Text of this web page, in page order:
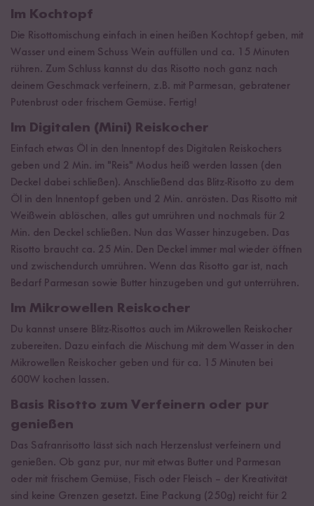
Im Kochtopf
Die Risottomischung einfach in einen heißen Kochtopf geben, mit
Wasser und einem Schuss Wein auffüllen und ca. 15 Minuten
rühren. Zum Schluss kannst du das Risotto noch ganz nach
deinem Geschmack verfeinern, z.B. mit Parmesan, gebratener
Putenbrust oder frischem Gemüse. Fertig!
Im Digitalen (Mini) Reiskocher
Einfach etwas Öl in den Innentopf des Digitalen Reiskochers
geben und 2 Min. im "Reis" Modus heiß werden lassen (den
Deckel dabei schließen). Anschließend das Blitz-Risotto zu dem
Öl in den Innentopf geben und 2 Min. anrösten. Das Risotto mit
Weißwein ablöschen, alles gut umrühren und nochmals für 2
Min. den Deckel schließen. Nun das Wasser hinzugeben. Das
Risotto braucht ca. 25 Min. Den Deckel immer mal wieder öffnen
und zwischendurch umrühren. Wenn das Risotto gar ist, nach
Bedarf Parmesan sowie Butter hinzugeben und gut unterrühren.
Im Mikrowellen Reiskocher
Du kannst unsere Blitz-Risottos auch im Mikrowellen Reiskocher
zubereiten. Dazu einfach die Mischung mit dem Wasser in den
Mikrowellen Reiskocher geben und für ca. 15 Minuten bei
600W kochen lassen.
Basis Risotto zum Verfeinern oder pur
genießen
Das Safranrisotto lässt sich nach Herzenslust verfeinern und
genießen. Ob ganz pur, nur mit etwas Butter und Parmesan
oder mit frischem Gemüse, Fisch oder Fleisch – der Kreativität
sind keine Grenzen gesetzt. Eine Packung (250g) reicht für 2